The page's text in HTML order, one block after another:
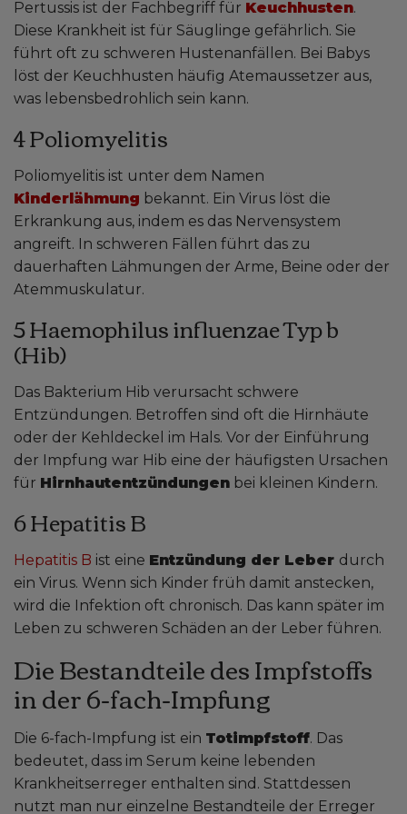
Pertussis ist der Fachbegriff für Keuchhusten.
Diese Krankheit ist für Säuglinge gefährlich. Sie
führt oft zu schweren Hustenanfällen. Bei Babys
löst der Keuchhusten häufig Atemaussetzer aus,
was lebensbedrohlich sein kann.
4 Poliomyelitis
Poliomyelitis ist unter dem Namen
Kinderlähmung bekannt. Ein Virus löst die
Erkrankung aus, indem es das Nervensystem
angreift. In schweren Fällen führt das zu
dauerhaften Lähmungen der Arme, Beine oder der
Atemmuskulatur.
5 Haemophilus influenzae Typ b
(Hib)
Das Bakterium Hib verursacht schwere
Entzündungen. Betroffen sind oft die Hirnhäute
oder der Kehldeckel im Hals. Vor der Einführung
der Impfung war Hib eine der häufigsten Ursachen
für Hirnhautentzündungen bei kleinen Kindern.
6 Hepatitis B
Hepatitis B ist eine Entzündung der Leber durch
ein Virus. Wenn sich Kinder früh damit anstecken,
wird die Infektion oft chronisch. Das kann später im
Leben zu schweren Schäden an der Leber führen.
Die Bestandteile des Impfstoffs
in der 6-fach-Impfung
Die 6-fach-Impfung ist ein Totimpfstoff. Das
bedeutet, dass im Serum keine lebenden
Krankheitserreger enthalten sind. Stattdessen
nutzt man nur einzelne Bestandteile der Erreger